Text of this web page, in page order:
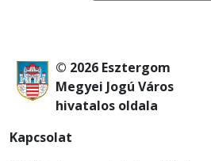
© 2026 Esztergom
Megyei Jogú Város
hivatalos oldala
Kapcsolat